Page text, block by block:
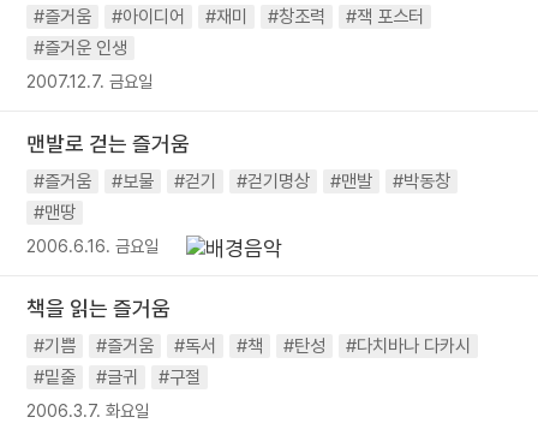
#즐거움 #아이디어 #재미 #창조력
#잭 포스터
#즐거운 인생
2007.12.7. 금요일
맨발로 걷는 즐거움
#즐거움 #보물 #걷기 #걷기명상 #맨발
#박동창
#맨땅
2006.6.16. 금요일
책을 읽는 즐거움
#기쁨 #즐거움 #독서 #책 #탄성
#다치바나 다카시
#밑줄
#글귀 #구절
2006.3.7. 화요일